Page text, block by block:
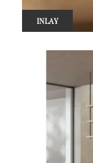
INLAY